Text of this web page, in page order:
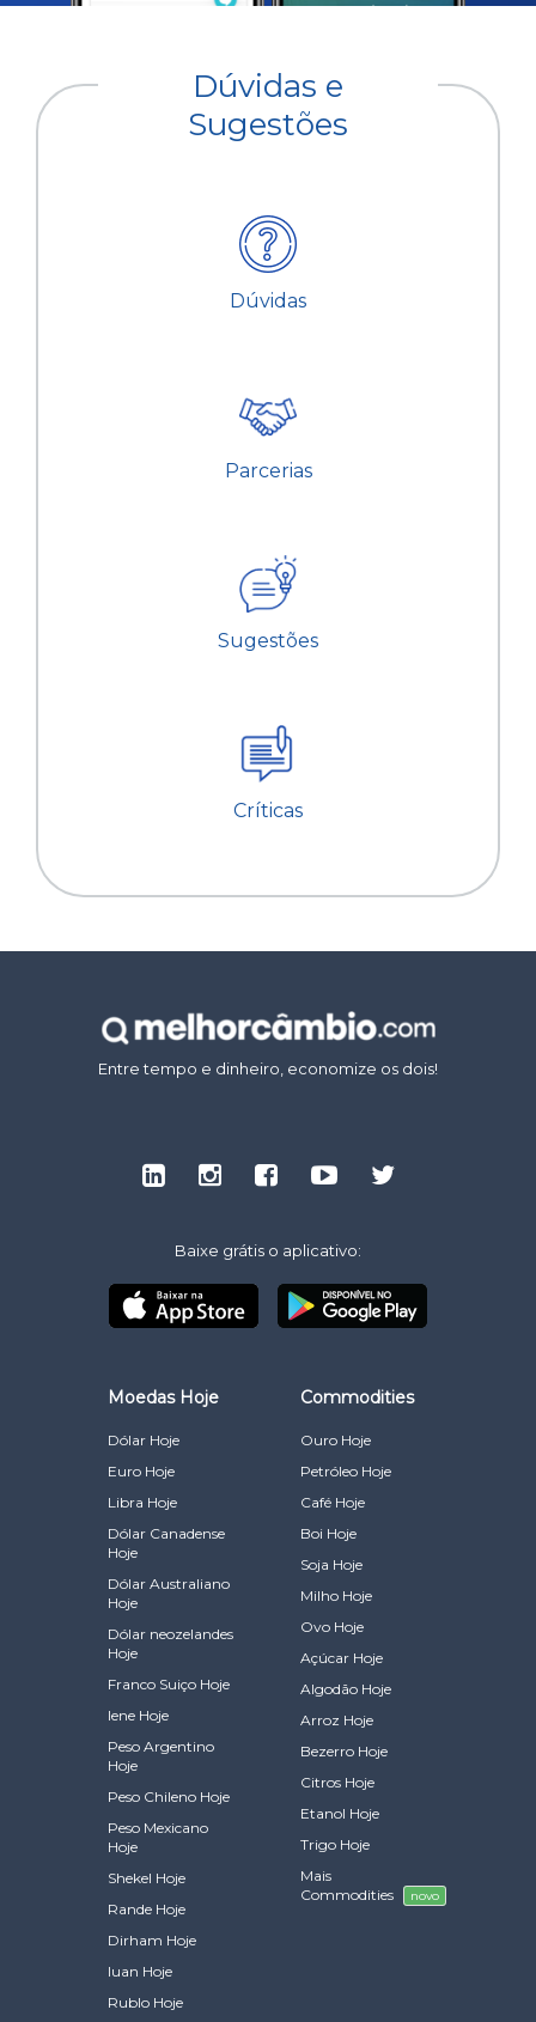
Dúvidas e
Sugestões
Dúvidas
Parcerias
Sugestões
Críticas
Entre tempo e dinheiro, economize os dois!
Baixe grátis o aplicativo:
Moedas Hoje
Dólar Hoje
Euro Hoje
Libra Hoje
Dólar Canadense
Hoje
Dólar Australiano
Hoje
Dólar neozelandes
Hoje
Franco Suiço Hoje
Iene Hoje
Peso Argentino
Hoje
Peso Chileno Hoje
Peso Mexicano
Hoje
Shekel Hoje
Rande Hoje
Dirham Hoje
Iuan Hoje
Rublo Hoje
Commodities
Ouro Hoje
Petróleo Hoje
Café Hoje
Boi Hoje
Soja Hoje
Milho Hoje
Ovo Hoje
Açúcar Hoje
Algodão Hoje
Arroz Hoje
Bezerro Hoje
Citros Hoje
Etanol Hoje
Trigo Hoje
Mais
Commodities
novo